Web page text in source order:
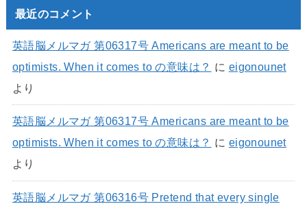
最近のコメント
英語脳メルマガ 第06317号 Americans are meant to be
optimists. When it comes to の意味は？ に eigonounet
より
英語脳メルマガ 第06317号 Americans are meant to be
optimists. When it comes to の意味は？ に eigonounet
より
英語脳メルマガ 第06316号 Pretend that every single